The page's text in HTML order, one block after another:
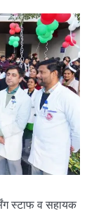
स्टाफ व सहायक